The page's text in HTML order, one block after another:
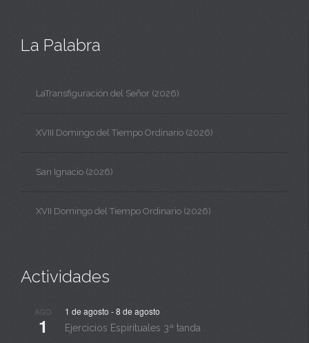
La Palabra
LaTransfiguración del Señor (2026)
XVIII Domingo del Tiempo Ordinario (2026)
San Ignacio (2026)
XVII Domingo del Tiempo Ordinario (2026)
Actividades
AGO
1
1 de agosto -8 de agosto
Ejercicios Espirituales 3ª tanda